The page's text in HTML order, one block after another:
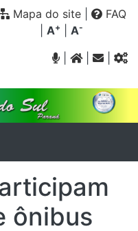
Mapa do site
FAQ
A+ A-
|
ônibus